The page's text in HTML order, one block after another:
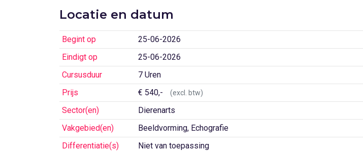
Locatie en datum
Begint op
25-06-2026
Eindigt op
25-06-2026
Cursusduur
7 Uren
Prijs
€ 540,- (excl. btw)
Sector(en)
Dierenarts
Vakgebied(en)
Beeldvorming, Echografie
Differentiatie(s)
Niet van toepassing